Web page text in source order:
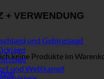
keine Produkte im
+ VERWENDUNG
und Gebirgsjagd
und Wettkampf